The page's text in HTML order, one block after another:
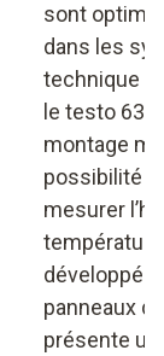
sont
dans les
technique
le testo
montage
possibilité
mesurer
développé
panneaux
présente